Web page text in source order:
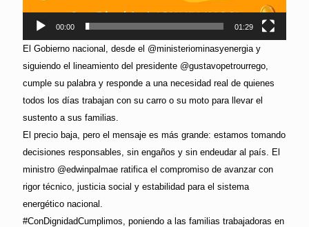
00:00 01:29
El Gobierno nacional, desde el @ministeriominasyenergia y
siguiendo el lineamiento del presidente @gustavopetrourrego,
cumple su palabra y responde a una necesidad real de quienes
todos los días trabajan con su carro o su moto para llevar el
sustento a sus familias.
El precio baja, pero el mensaje es más grande: estamos tomando
decisiones responsables, sin engaños y sin endeudar al país. El
ministro @edwinpalmae ratifica el compromiso de avanzar con
rigor técnico, justicia social y estabilidad para el sistema
energético nacional.
#ConDignidadCumplimos, poniendo a las familias trabajadoras en